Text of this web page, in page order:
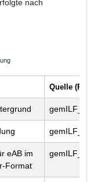
nach
Quelle
gemILF_PS
eAB im
Format